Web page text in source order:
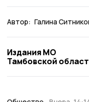
Автор: Галина
Издания МО
Тамбовской